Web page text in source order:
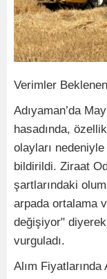
Verimler
Adıyaman’da
hasadında,
olayları
bildirildi. Ziraat
şartlarındaki
arpada ortalama
değişiyor"
vurguladı.
Alım